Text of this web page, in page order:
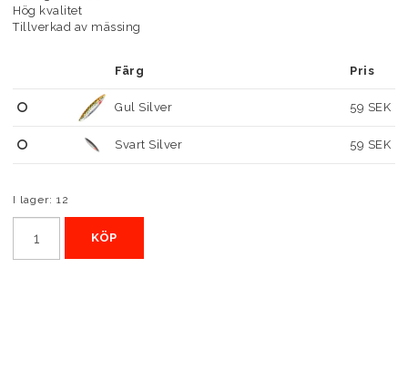
Hög kvalitet
Tillverkad av mässing
Färg Pris
Gul Silver 59 SEK
Svart Silver 59 SEK
I lager: 12
KÖP